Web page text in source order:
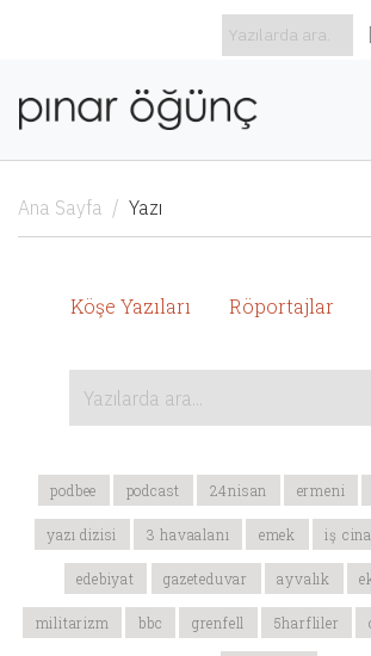
Ana Sayfa Yazı
Köşe Yazıları Röportajlar
Yazılarda ara...
podbee podcast 24nisan ermeni
yazı dizisi 3 havaalanı emek iş
edebiyat gazeteduvar ayvalık
militarizm bbc grenfell 5harfliler